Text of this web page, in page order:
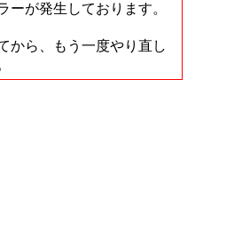
ーが発生しております。
から、もう一度やり直し